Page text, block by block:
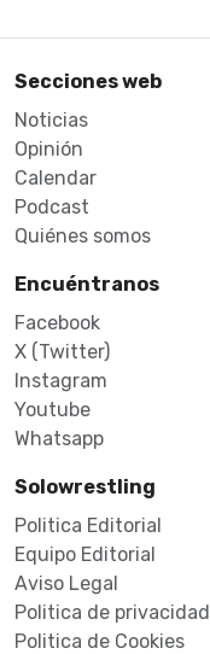
Secciones web
Noticias
Opinión
Calendar
Podcast
Quiénes somos
Encuéntranos
Facebook
X (Twitter)
Instagram
Youtube
Whatsapp
Solowrestling
Politica Editorial
Equipo Editorial
Aviso Legal
Politica de privacidad
Politica de Cookies